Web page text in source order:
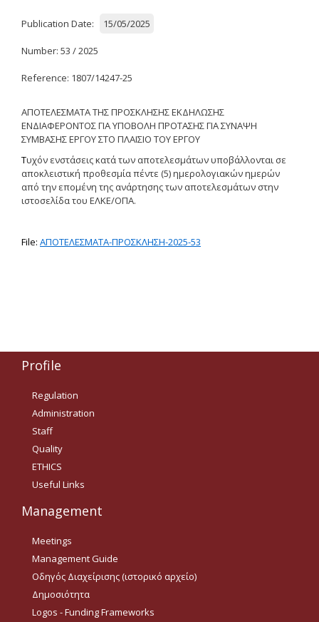
Meetings
Management Guide
Οδηγός Διαχείρισης
(ιστορικό αρχείο)
Frameworks
ΕΠ Ανταγωνιστικότητα,
Guidelines
Guidelines
Publication Date: 15/05/2025
Number: 53 / 2025
Reference: 1807/14247-25
ΑΠΟΤΕΛΕΣΜΑΤΑ ΤΗΣ ΠΡΟΣΚΛΗΣΗΣ ΕΚΔΗΛΩΣΗΣ
ΕΝΔΙΑΦΕΡΟΝΤΟΣ ΓΙΑ ΥΠΟΒΟΛΗ ΠΡΟΤΑΣΗΣ ΓΙΑ ΣΥΝΑΨΗ
ΣΥΜΒΑΣΗΣ ΕΡΓΟΥΣΤΟ ΠΛΑΙΣΙΟ ΤΟΥΕΡΓΟΥ
Τυχόν ενστάσεις κατά των αποτελεσμάτων υποβάλλονται σε
αποκλειστική προθεσμία πέντε (5) ημερολογιακών ημερών
από την επομένη της ανάρτησης των αποτελεσμάτων στην
ιστοσελίδα του ΕΛΚΕ/ΟΠΑ.
File: ΑΠΟΤΕΛΕΣΜΑΤΑ-ΠΡΟΣΚΛΗΣΗ-2025-53
Profile
Regulation
Administration
Staff
Quality
ETHICS
Useful Links
Management
Meetings
Management Guide
Οδηγός Διαχείρισης (ιστορικό αρχείο)
Δημοσιότητα
Logos - Funding Frameworks